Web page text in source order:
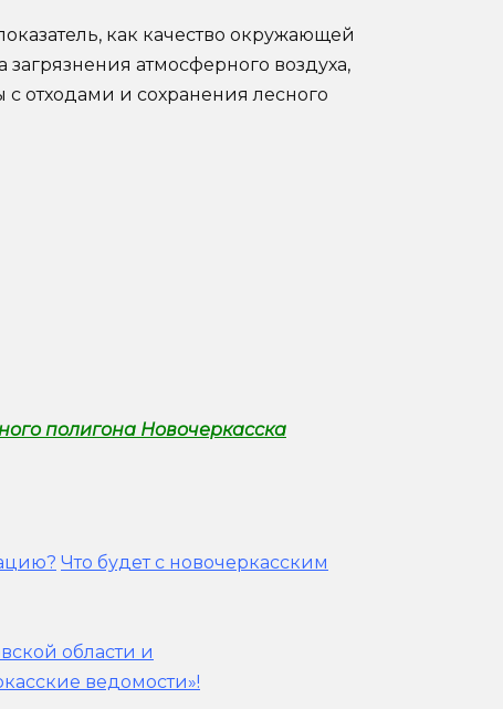
как качество окружающей
атмосферного воздуха,
с отходами и сохранения лесного
полигона Новочеркасска
Что будет с новочеркасским
области и
ведомости»!